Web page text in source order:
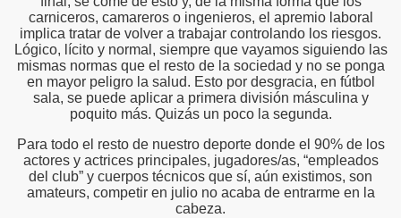
carniceros, camareros o ingenieros, el apremio laboral
implica tratar de volver a trabajar controlando los riesgos.
Lógico, lícito y normal, siempre que vayamos siguiendo las
mismas normas que el resto de la sociedad y no se ponga
en mayor peligro la salud. Esto por desgracia, en fútbol
sala, se puede aplicar a primera división másculina y
poquito más. Quizás un poco la segunda.
Para todo el resto de nuestro deporte donde el 90% de los
actores y actrices principales, jugadores/as, “empleados
del club” y cuerpos técnicos que sí, aún existimos, son
amateurs, competir en julio no acaba de entrarme en la
cabeza.